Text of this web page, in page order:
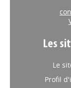
Les
Le
Profil